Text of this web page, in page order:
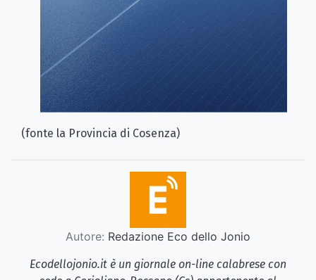
(fonte la Provincia di Cosenza)
Autore: Redazione Eco dello Jonio
Ecodellojonio.it è un giornale on-line calabrese con